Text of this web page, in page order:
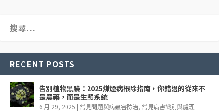
RECENT POSTS
告別植物黑臉：2025煤煙病根除指南，你錯過的從來不
是農藥，而是生態系統
6 月 29, 2025 | 常見問題與病蟲害防治, 常見病害識別與處理